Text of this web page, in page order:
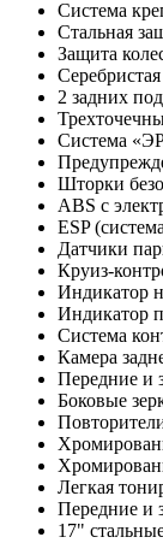
Система
Стальная
Защита
2 задних
Система
Шторки
ABS с
ESP
Датчики
Круиз-
Индикатор
Индикатор
Система
Камера
Передние и
Боковые
Легкая
Передние и
17"